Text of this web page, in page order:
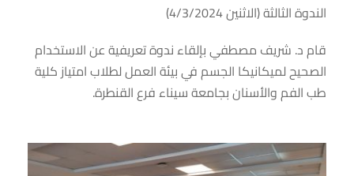
الندوة الثالثة (الاثنين 4/3/2024)
قام د. شريف مصطفي بإلقاء ندوة تعريفية عن الاستخدام
الصحيح لميكانيكا الجسم في بيئة العمل لطلاب امتياز كلية
طب الفم والأسنان بجامعة سيناء فرع القنطرة.